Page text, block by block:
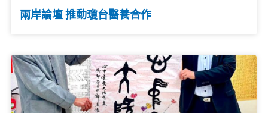
兩岸論壇 推動瓊台醫養合作